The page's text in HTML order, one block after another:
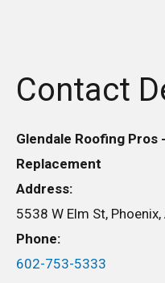
Contact
Glendale Roofing Pros
Replacement
Address:
5538 W Elm St,
Phone:
602-753-5333